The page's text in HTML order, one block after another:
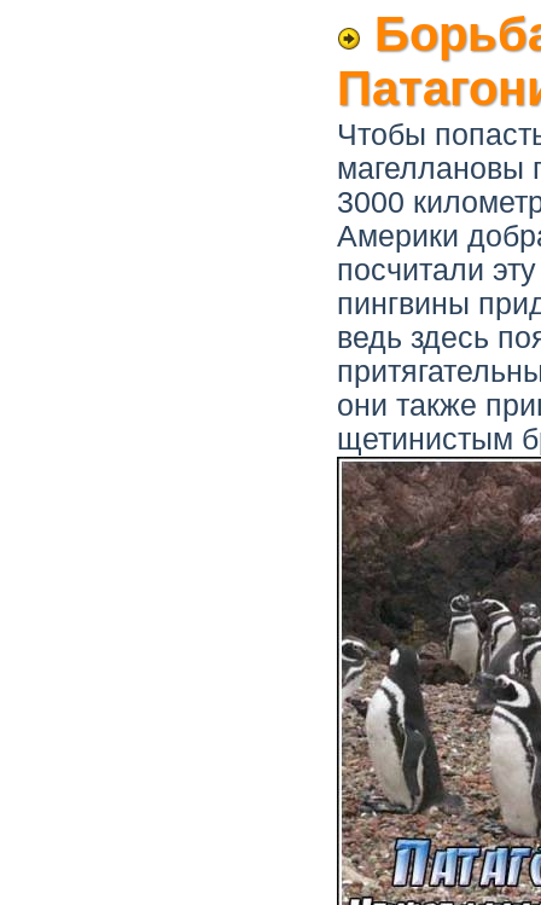
Чтобы
магеллановы
3000
Америки
посчитали
пингвины
ведь здесь
они также
щетинистым